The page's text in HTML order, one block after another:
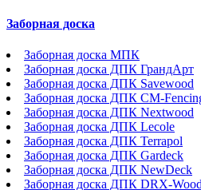
Заборная доска
Заборная доска МПК
Заборная доска ДПК ГрандАрт
Заборная доска ДПК Savewood
Заборная доска ДПК CM-
Заборная доска ДПК Nextwood
Заборная доска ДПК Lecole
Заборная доска ДПК Terrapol
Заборная доска ДПК Gardeck
Заборная доска ДПК NewDeck
Заборная доска ДПК DRX-Wood